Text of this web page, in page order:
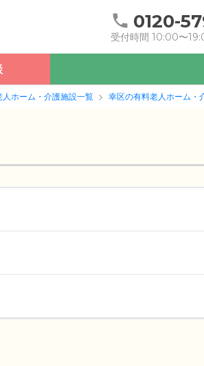
0120-
受付時間 10:00〜
人ホーム・介護施設一覧 幸区の有料老人ホーム・